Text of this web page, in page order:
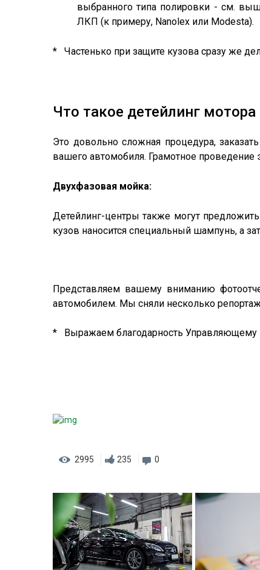
выбранного типа полировки - см.
ЛКП (к примеру, Nanolex или Modesta).
* Частенько при защите кузова сразу же
Что такое детейлинг мотора
Это довольно сложная процедура,
вашего автомобиля. Грамотное
Двухфазовая мойка:
Детейлинг-центры также могут
кузов наносится специальный шампунь, а
Представляем вашему вниманию
автомобилем. Мы сняли несколько
* Выражаем благодарность Управляющему
2995 235 0